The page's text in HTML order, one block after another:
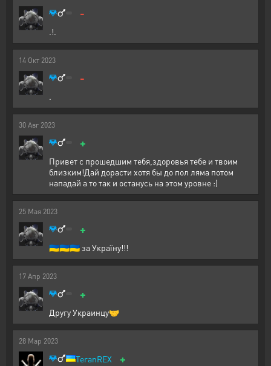
-
.!.
14 Окт 2023
-
.
30 Авг 2023
+
Привет с прошедшим тебя,здоровья тебе и твоим
близким!Дай дорасти хотя бы до пол ляма потом
нападай а то так и останусь на этом уровне :)
25 Мая 2023
+
🇺🇦🇺🇦🇺🇦 за Україну!!!
17 Апр 2023
+
Другу Украинцу🤝
28 Мар 2023
TeranREX +